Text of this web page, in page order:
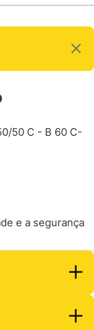
50 C - B 60 C-
e a segurança